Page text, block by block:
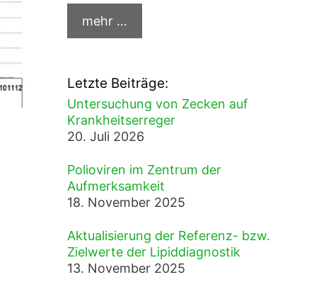
Letzte Beiträge:
Untersuchung von Zecken auf
Krankheitserreger
20. Juli 2026
Polioviren im Zentrum der
Aufmerksamkeit
18. November 2025
Aktualisierung der Referenz- bzw.
Zielwerte der Lipiddiagnostik
13. November 2025